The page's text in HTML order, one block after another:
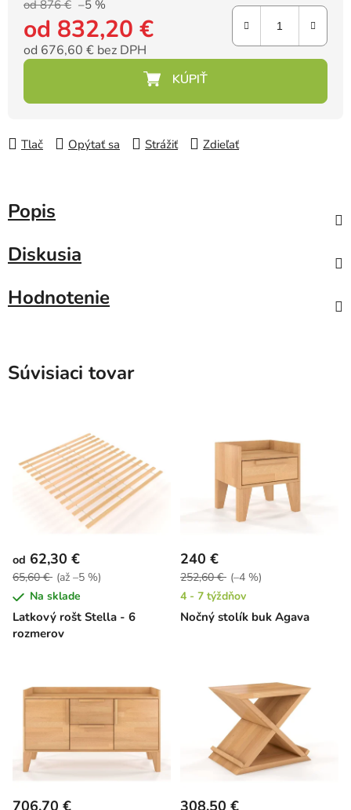
od 876 € –5 %
od 832,20 €
od 676,60 € bez DPH
Jednotková cena:
Tlač Opýtať sa Strážiť Zdieľať
Popis
Diskusia
Hodnotenie
Súvisiaci tovar
Latkový rošt Stella - 6
rozmerov
od 62,30 €
65,60 € (až –5 %)
Na sklade
Nočný stolík buk Agava
240 €
252,60 € (–4 %)
4 - 7 týždňov